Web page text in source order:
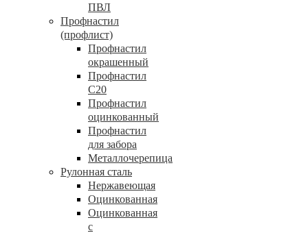
ПВЛ
Профнастил
(профлист)
Профнастил
окрашенный
Профнастил
С20
Профнастил
оцинкованный
Профнастил
для забора
Металлочерепица
Рулонная сталь
Нержавеющая
Оцинкованная
Оцинкованная
с